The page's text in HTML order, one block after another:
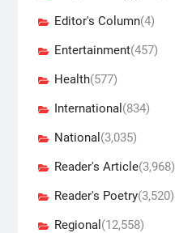
Editor's Column(4)
Entertainment(457)
Health(577)
International (834)
National (3,035)
Reader's Article(3,968)
Reader's Poetry(3,520)
Regional (12,558)